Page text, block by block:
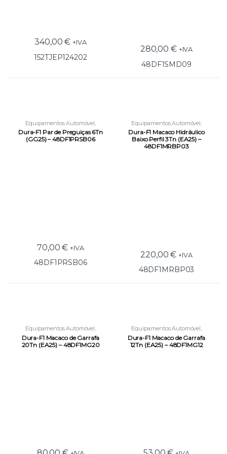
340,00€ +IVA
152TJEP124202
280,00 € +IVA
48DF1SMD09
Equipamentos Automóvel
Equipamentos e Acessórios
Dura-F1 Par de Preguiças 6Tn
(GG25) – 48DF1PRSB06
70,00€ +IVA
48DF1PRSB06
Equipamentos Automóvel
Equipamentos e Acessórios
Dura-F1 Macaco Hidráulico
Baixo Perfil 3Tn (EA25) –
48DF1MRBP03
220,00€ +IVA
48DF1MRBP03
Equipamentos Automóvel,
Equipamentos e Acessórios
Dura-F1 Macaco de Garrafa
20Tn (EA25) – 48DF1MG20
Equipamentos Automóvel,
Equipamentos e Acessórios
Dura-F1 Macaco de Garrafa
12Tn (EA25) – 48DF1MG12